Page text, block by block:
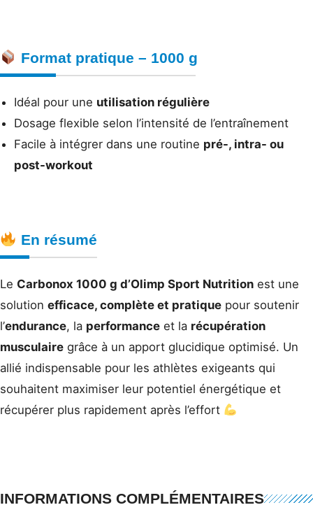
Format pratique – 1000 g
Idéal pour une utilisation régulière
Dosage flexible selon l’intensité de l’entraînement
Facile à intégrer dans une routine pré-, intra- ou
post-workout
En résumé
Le Carbonox 1000 g d’Olimp Sport Nutrition est une
solution efficace, complète et pratique pour soutenir
l’endurance, la performance et la récupération
musculaire grâce à un apport glucidique optimisé. Un
allié indispensable pour les athlètes exigeants qui
souhaitent maximiser leur potentiel énergétique et
récupérer plus rapidement après l’effort
INFORMATIONS COMPLÉMENTAIRES